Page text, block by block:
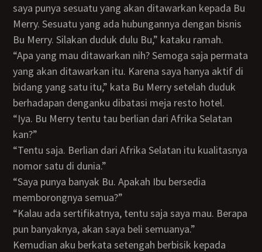
saya punya sesuatu yang akan ditawarkan kepada Bu
Merry. Sesuatu yang ada hubungannya dengan bisnis
Bu Merry. Silakan duduk dulu Bu,” kataku ramah.
“Apa yang mau ditawarkan nih? Semoga saja permata
yang akan ditawarkan itu. Karena saya hanya aktif di
bidang yang satu itu,” kata Bu Merry setelah duduk
berhadapan denganku dibatasi meja resto hotel.
“Iya. Bu Merry tentu tau berlian dari Afrika Selatan
kan?”
“Tentu saja. Berlian dari Afrika Selatan itu kualitasnya
nomor satu di dunia.”
“Saya punya banyak Bu. Apakah Ibu bersedia
memborongnya semua?”
“Kalau ada sertifikatnya, tentu saja saya mau. Berapa
pun banyaknya, akan saya beli semuanya.”
Kemudian aku berkata setengah berbisik kepada